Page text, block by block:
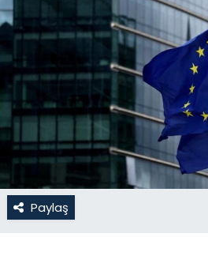
Paylaş
Güncel
Gündem
KKTC
KKTC YEREL SEÇİM 2018
Kültür Sanat